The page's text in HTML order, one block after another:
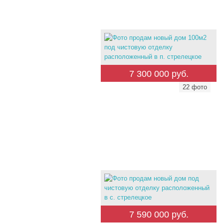
7 300 000 руб.
22 фото
7 590 000 руб.